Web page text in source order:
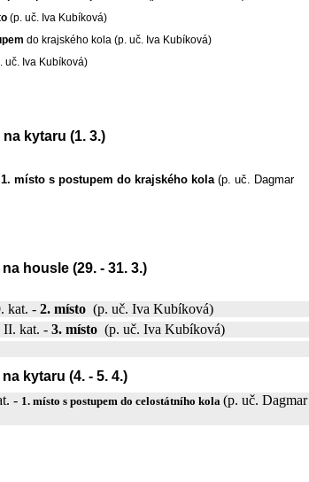
(p. uč. Iva Kubíková)
do krajského kola (p. uč. Iva Kubíková)
uč. Iva Kubíková)
kytaru (1. 3.)
1. místo s postupem do krajského kola (p. uč. Dagmar
housle (29. - 31. 3.)
kat. -2. místo (p. uč. Iva Kubíková)
II. kat. -3. místo (p. uč. Iva Kubíková)
kytaru (4. - 5. 4.)
- 1. místo s postupem do celostátního kola(p. uč. Dagmar